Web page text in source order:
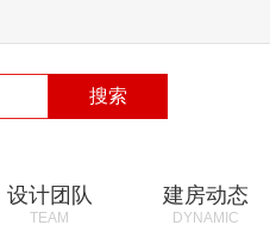
搜索
设计团队
TEAM
建房动态
DYNAMIC